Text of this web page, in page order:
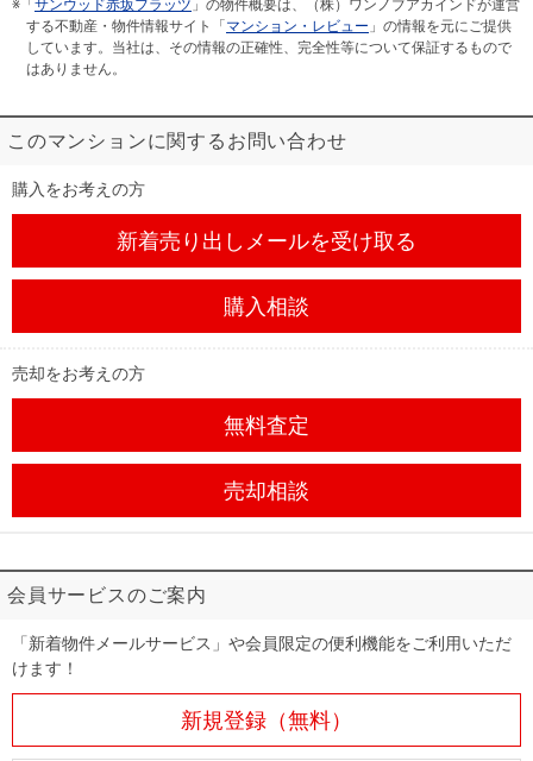
※「 サンウッド赤坂フラッツ 」の物件概要は、（株）ワンノブアカインドが運営
する不動産・物件情報サイト「 マンション・レビュー 」の情報を元にご提供
しています。当社は、その情報の正確性、完全性等について保証するもので
はありません。
このマンションに関するお問い合わせ
購入をお考えの方
新着売り出しメールを受け取る
購入相談
売却をお考えの方
無料査定
売却相談
会員サービスのご案内
「新着物件メールサービス」や会員限定の便利機能をご利用いただ
けます！
新規登録（無料）